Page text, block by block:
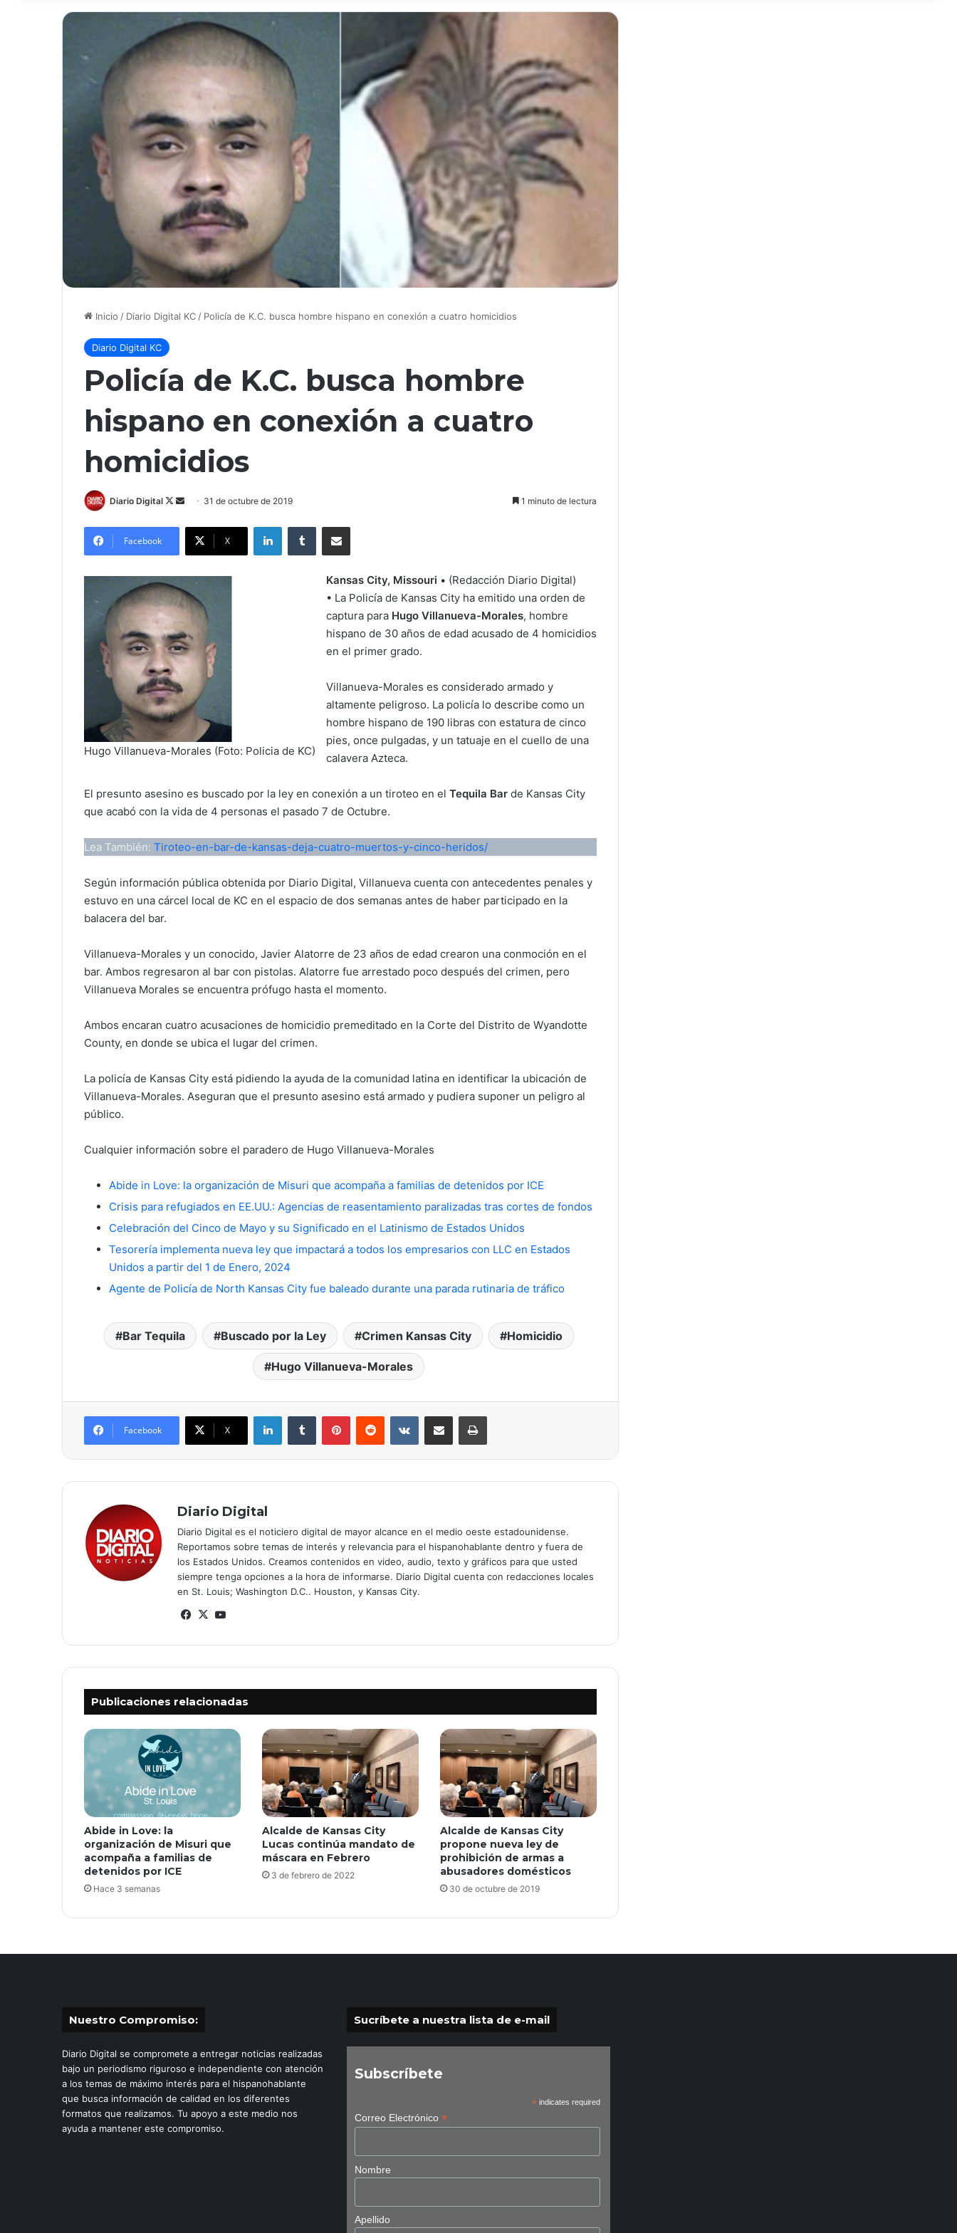
Inicio / Diario Digital KC/ Policía de K.C. busca hombre hispano en conexión a cuatro homicidios
Diario Digital KC
Policía de K.C. busca hombre
hispano en conexión a cuatro
homicidios
Diario Digital
Follow
Send
email
31 de octubre de 2019 1 minuto de lectura
Facebook X
LinkedInTumblr Compartir por correo electrónico
Hugo Villanueva-Morales (Foto: Policia de KC)
Kansas City, Missouri • (Redacción Diario Digital)
• La Policía de Kansas City ha emitido una orden de
captura para Hugo Villanueva-Morales, hombre
hispano de 30 años de edad acusado de 4 homicidios
en el primer grado.
Villanueva-Morales es considerado armado y
altamente peligroso. La policía lo describe como un
hombre hispano de 190 libras con estatura de cinco
pies, once pulgadas, y un tatuaje en el cuello de una
calavera Azteca.
El presunto asesino es buscado por la ley en conexión a un tiroteo en el Tequila Bar de Kansas City
que acabó con la vida de 4 personas el pasado 7 de Octubre.
Lea También: Tiroteo-en-bar-de-kansas-deja-cuatro-muertos-y-cinco-heridos/
Según información pública obtenida por Diario Digital, Villanueva cuenta con antecedentes penales y
estuvo en una cárcel local de KC en el espacio de dos semanas antes de haber participado en la
balacera del bar.
Villanueva-Morales y un conocido, Javier Alatorre de 23 años de edad crearon una conmoción en el
bar. Ambos regresaron al bar con pistolas. Alatorre fue arrestado poco después del crimen, pero
Villanueva Morales se encuentra prófugo hasta el momento.
Ambos encaran cuatro acusaciones de homicidio premeditado en la Corte del Distrito de Wyandotte
County, en donde se ubica el lugar del crimen.
La policía de Kansas City está pidiendo la ayuda de la comunidad latina en identificar la ubicación de
Villanueva-Morales. Aseguran que el presunto asesino está armado y pudiera suponer un peligro al
público.
Cualquier información sobre el paradero de Hugo Villanueva-Morales
Abide in Love: la organización de Misuri que acompaña a familias de detenidos por ICE
Crisis para refugiados en EE.UU.: Agencias de reasentamiento paralizadas tras cortes de fondos
Celebración del Cinco de Mayo y su Significado en el Latinismo de Estados Unidos
Tesorería implementa nueva ley que impactará a todos los empresarios con LLC en Estados
Unidos a partir del 1 de Enero, 2024
Agente de Policía de North Kansas City fue baleado durante una parada rutinaria de tráfico
Bar Tequila Buscado por la Ley Crimen Kansas City Homicidio
Hugo Villanueva-Morales
Facebook X
LinkedInTumblr PinterestReddit VKontakteCompartir por correo electrónicoImprimir
Diario Digital
Diario Digital es el noticiero digital de mayor alcance en el medio oeste estadounidense.
Reportamos sobre temas de interés y relevancia para el hispanohablante dentro y fuera de
los Estados Unidos. Creamos contenidos en video, audio, texto y gráficos para que usted
siempre tenga opciones a la hora de informarse. Diario Digital cuenta con redacciones locales
en St. Louis; Washington D.C.. Houston, y Kansas City.
Facebook
X
Publicaciones relacionadas
Abide in Love: la
organización de Misuri que
acompaña a familias de
detenidos por ICE
Hace 3 semanas
Alcalde de Kansas City
Lucas continúa mandato de
máscara en Febrero
3 de febrero de 2022
Alcalde de Kansas City
propone nueva ley de
prohibición de armas a
abusadores domésticos
30 de octubre de 2019
Nuestro Compromiso:
Diario Digital se compromete a entregar noticias realizadas
bajo un periodismo riguroso e independiente con atención
a los temas de máximo interés para el hispanohablante
que busca información de calidad en los diferentes
formatos que realizamos. Tu apoyo a este medio nos
ayuda a mantener este compromiso.
Sucríbete a nuestra lista de e-mail
Subscríbete
* indicates required
Correo Electrónico*
Nombre
Apellido